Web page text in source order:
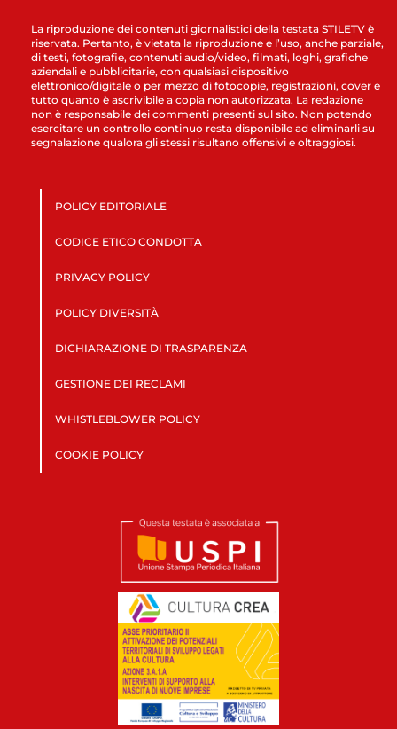
La riproduzione dei contenuti giornalistici della testata STILETV è
riservata. Pertanto, è vietata la riproduzione e l’uso, anche parziale,
di testi, fotografie, contenuti audio/video, filmati, loghi, grafiche
aziendali e pubblicitarie, con qualsiasi dispositivo
elettronico/digitale o per mezzo di fotocopie, registrazioni, cover e
tutto quanto è ascrivibile a copia non autorizzata. La redazione
non è responsabile dei commenti presenti sul sito. Non potendo
esercitare un controllo continuo resta disponibile ad eliminarli su
segnalazione qualora gli stessi risultano offensivi e oltraggiosi.
POLICY EDITORIALE
CODICE ETICO CONDOTTA
PRIVACY POLICY
POLICY DIVERSITÀ
DICHIARAZIONE DI TRASPARENZA
GESTIONE DEI RECLAMI
WHISTLEBLOWER POLICY
COOKIE POLICY